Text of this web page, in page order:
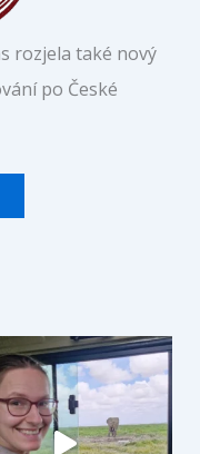
rozjela také nový
po České